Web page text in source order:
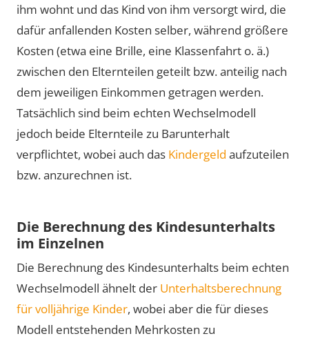
ihm wohnt und das Kind von ihm versorgt wird, die
dafür anfallenden Kosten selber, während größere
Kosten (etwa eine Brille, eine Klassenfahrt o. ä.)
zwischen den Elternteilen geteilt bzw. anteilig nach
dem jeweiligen Einkommen getragen werden.
Tatsächlich sind beim echten Wechselmodell
jedoch beide Elternteile zu Barunterhalt
verpflichtet, wobei auch das Kindergeld aufzuteilen
bzw. anzurechnen ist.
Die Berechnung des Kindesunterhalts
im Einzelnen
Die Berechnung des Kindesunterhalts beim echten
Wechselmodell ähnelt der Unterhaltsberechnung
für volljährige Kinder, wobei aber die für dieses
Modell entstehenden Mehrkosten zu